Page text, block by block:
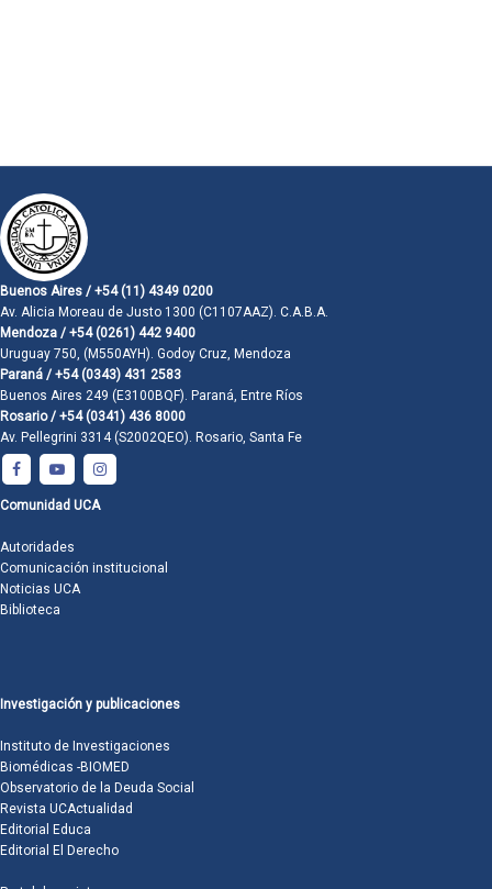
Buenos Aires / +54 (11) 4349 0200
Av. Alicia Moreau de Justo 1300 (C1107AAZ). C.A.B.A.
Mendoza / +54 (0261) 442 9400
Uruguay 750, (M550AYH). Godoy Cruz, Mendoza
Paraná / +54 (0343) 431 2583
Buenos Aires 249 (E3100BQF). Paraná, Entre Ríos
Rosario / +54 (0341) 436 8000
Av. Pellegrini 3314 (S2002QEO). Rosario, Santa Fe
Comunidad UCA
Autoridades
Comunicación institucional
Noticias UCA
Biblioteca
Investigación y publicaciones
Instituto de Investigaciones
Biomédicas -BIOMED
Observatorio de la Deuda Social
Revista UCActualidad
Editorial Educa
Editorial El Derecho